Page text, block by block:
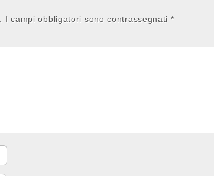
I campi obbligatori sono contrassegnati *